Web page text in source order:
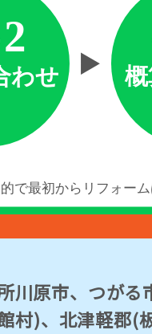
川原市、つが
村)、北津軽郡(